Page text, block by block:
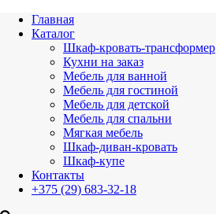
Главная
Каталог
Шкаф-кровать-трансформер
Кухни на заказ
Мебель для ванной
Мебель для гостиной
Мебель для детской
Мебель для спальни
Мягкая мебель
Шкаф-диван-кровать
Шкаф-купе
Контакты
+375 (29) 683-32-18